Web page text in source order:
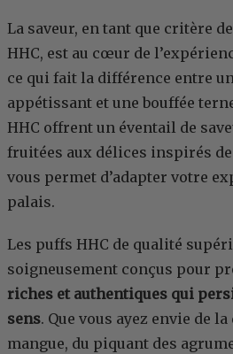
La saveur, en tant que critère
HHC, est au cœur de
ce qui fait la différence entre
appétissant et une bouffée
HHC offrent un éventail de
fruitées aux délices inspirés
vous permet d’adapter votre
palais.
Les puffs HHC de qualité
soigneusement conçus pour
riches et authentiques qui
sens. Que vous ayez envie de
mangue, du piquant des